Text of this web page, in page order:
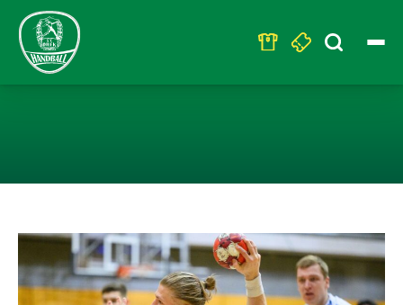
Search
for: